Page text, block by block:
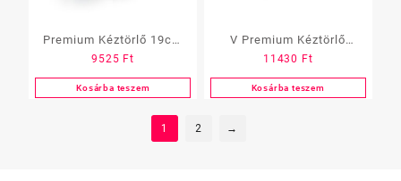
Premium Kéztörlő 19cm
2rtg. 100%
cell.100m/tekerce
9525 Ft
Kosárba teszem
V Premium Kéztörlő
23X21cm SMALL 3000lap
2rtg. cell
11430 Ft
Kosárba teszem
1 2 →